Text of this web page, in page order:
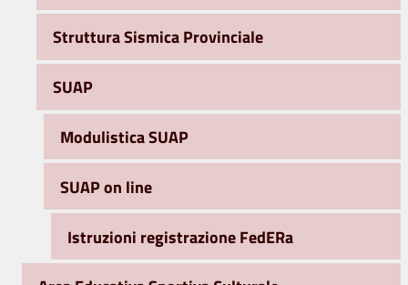
Struttura Sismica Provinciale
SUAP
Modulistica SUAP
SUAP on line
Istruzioni registrazione FedERa